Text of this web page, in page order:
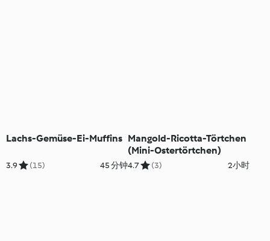
Lachs-Gemüse-Ei-Muffins
3.9 (15) 45 分钟
Mangold-Ricotta-Törtchen
(Mini-Ostertörtchen)
4.7 (3) 2小时